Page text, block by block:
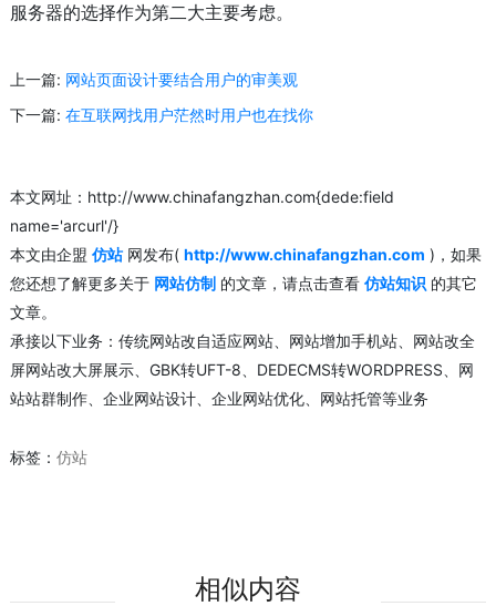
服务器的选择作为第二大主要考虑。
上一篇: 网站页面设计要结合用户的审美观
下一篇: 在互联网找用户茫然时用户也在找你
本文网址：http://www.chinafangzhan.com{dede:field
name='arcurl'/}
本文由企盟 仿站 网发布( http://www.chinafangzhan.com )，如果
您还想了解更多关于 网站仿制 的文章，请点击查看 仿站知识 的其它
文章。
承接以下业务：传统网站改自适应网站、网站增加手机站、网站改全
屏网站改大屏展示、GBK转UFT-8、DEDECMS转WORDPRESS、网
站站群制作、企业网站设计、企业网站优化、网站托管等业务
标签： 仿站
相似内容